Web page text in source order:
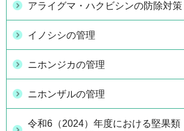
アライグマ・ハクビシンの防除対策
イノシシの管理
ニホンジカの管理
ニホンザルの管理
令和6（2024）年度における堅果類